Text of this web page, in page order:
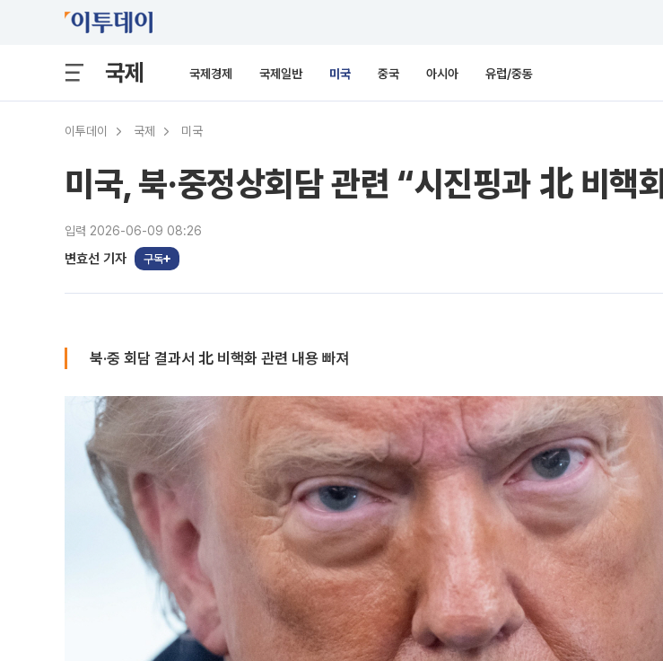
국제 국제경제 국제일반 미국 중국 아시아 유럽/중동
이투데이 국제 미국
미국, 북·중정상회담 관련 “시진핑과 北 비핵
입력 2026-06-09 08:26
변효선 기자 구독
북·중 회담 결과서 北 비핵화 관련 내용 빠져